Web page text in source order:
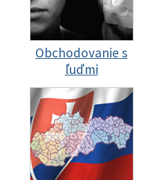
Obchodovanie s
ľuďmi